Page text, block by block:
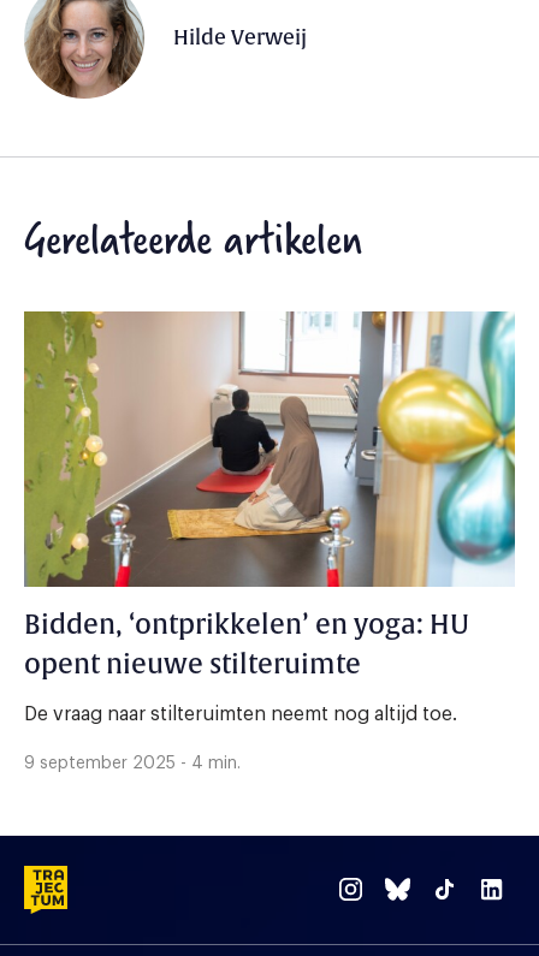
Hilde Verweij
Gerelateerde artikelen
Bidden, ‘ontprikkelen’ en yoga: HU
opent nieuwe stilteruimte
De vraag naar stilteruimten neemt nog altijd toe.
9 september 2025 - 4 min.